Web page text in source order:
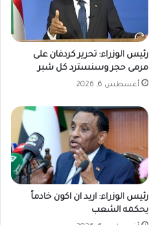
رئيس الوزراء: تحرير كردفان على
مرمى حجر وسنسترد كل شبر
أغسطس 6, 2026
رئيس الوزراء: اريد ان اكون خادماً
يحكمه الشعب